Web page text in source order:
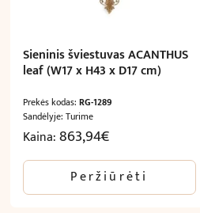
Sieninis šviestuvas ACANTHUS
leaf (W17 x H43 x D17 cm)
Prekės kodas: RG-1289
Sandėlyje: Turime
Kaina:863,94€
Peržiūrėti